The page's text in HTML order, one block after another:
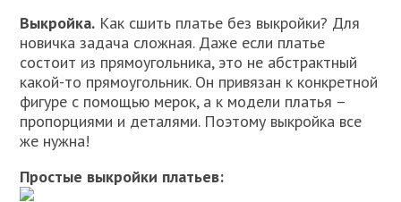
Выкройка. Как сшить платье без выкройки? Для
новичка задача сложная. Даже если платье
состоит из прямоугольника, это не абстрактный
какой-то прямоугольник. Он привязан к конкретной
фигуре с помощью мерок, а к модели платья –
пропорциями и деталями. Поэтому выкройка все
же нужна!
Простые выкройки платьев: